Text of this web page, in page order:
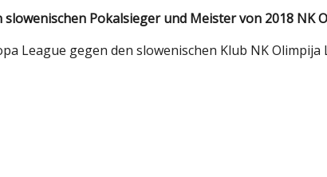
Pokalsieger und Meister von 2018 NK
League gegen den slowenischen Klub NK Olimpija